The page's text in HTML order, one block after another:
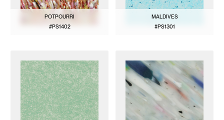
POTPOURRI
#PS1402
MALDIVES
#PS1301